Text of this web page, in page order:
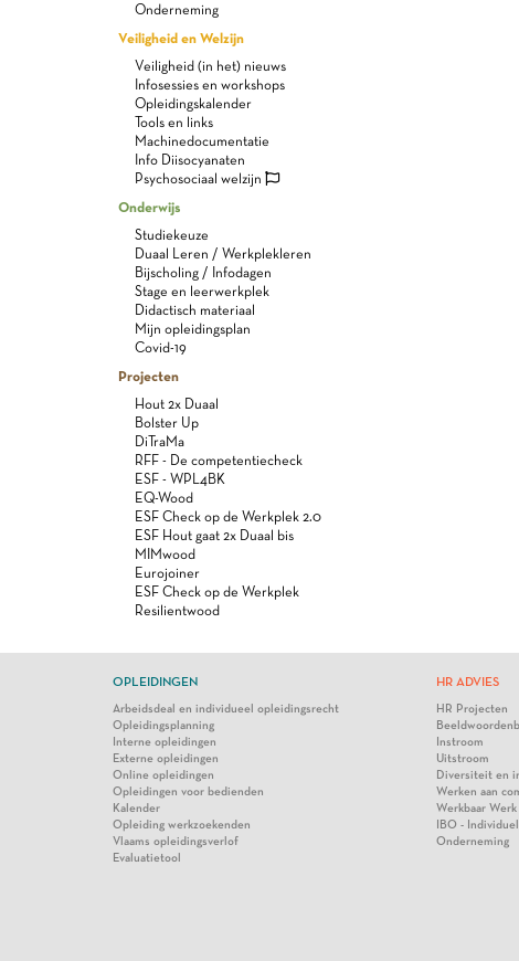
Onderneming
Veiligheid en Welzijn
Veiligheid (in het) nieuws
Infosessies en workshops
Opleidingskalender
Tools en links
Machinedocumentatie
Info Diisocyanaten
Psychosociaal welzijn
Onderwijs
Studiekeuze
Duaal Leren / Werkplekleren
Bijscholing / Infodagen
Stage en leerwerkplek
Didactisch materiaal
Mijn opleidingsplan
Covid-19
Projecten
Hout 2x Duaal
Bolster Up
DiTraMa
RFF - De competentiecheck
ESF - WPL4BK
EQ-Wood
ESF Check op de Werkplek 2.0
ESF Hout gaat 2x Duaal bis
MIMwood
Eurojoiner
ESF Check op de Werkplek
Resilientwood
OPLEIDINGEN
Arbeidsdeal en individueel opleidingsrecht
Opleidingsplanning
Interne opleidingen
Externe opleidingen
Online opleidingen
Opleidingen voor bedienden
Kalender
Opleiding werkzoekenden
Vlaams opleidingsverlof
Evaluatietool
HR ADVIES
HR Projecten
Instroom
Uitstroom
Diversiteit en
Werken aan
Werkbaar Werk
IBO -
Onderneming